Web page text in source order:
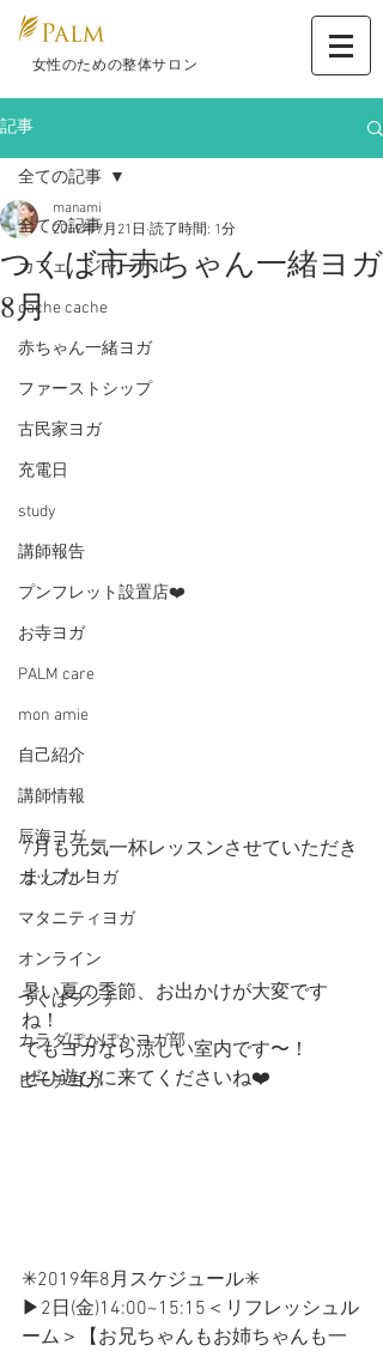
​ 女性のための整体サロン
記事
全ての記事
カフェ ジャーナル
cache cache
赤ちゃん一緒ヨガ
ファーストシップ
古民家ヨガ
充電日
study
講師報告
プンフレット設置店❤️
お寺ヨガ
PALM care
mon amie
自己紹介
講師情報
辰海ヨガ
カップルヨガ
マタニティヨガ
オンライン
つくばランチ
カラダぽかぽかヨガ部
ビーチヨガ
全ての記事
つくば市赤ちゃん一緒ヨガ
8月
manami
2019年7月21日 読了時間: 1分
7月も元気一杯レッスンさせていただき
ました！
暑い夏の季節、お出かけが大変です
ね！
でもヨガなら涼しい室内です〜！
ぜひ遊びに来てくださいね❤️
✳2019年8月スケジュール✳
▶2日(金)14:00~15:15＜リフレッシュル
ーム＞【お兄ちゃんもお姉ちゃんも一